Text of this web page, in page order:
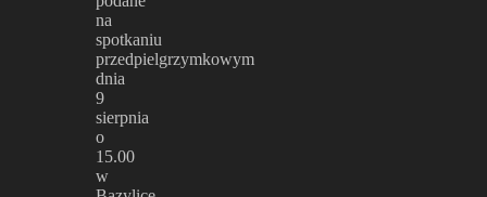
na
spotkaniu
przedpielgrzymkowym
dnia
9
sierpnia
o
15.00
w